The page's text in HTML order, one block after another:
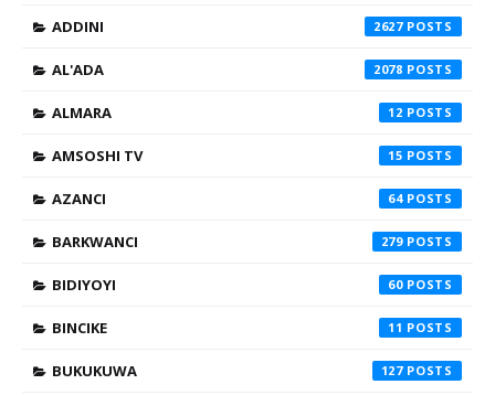
ADDINI 2627
AL'ADA 2078
ALMARA 12
AMSOSHI TV 15
AZANCI 64
BARKWANCI 279
BIDIYOYI 60
BINCIKE 11
BUKUKUWA 127